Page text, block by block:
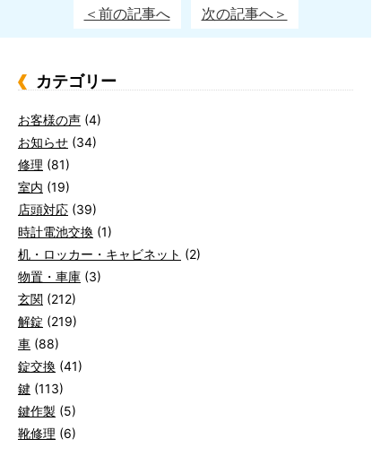
＜前の記事へ 次の記事へ＞
カテゴリー
お客様の声 (4)
お知らせ (34)
修理 (81)
室内 (19)
店頭対応 (39)
時計電池交換 (1)
机・ロッカー・キャビネット (2)
物置・車庫 (3)
玄関 (212)
解錠 (219)
車 (88)
錠交換 (41)
鍵 (113)
鍵作製 (5)
靴修理 (6)